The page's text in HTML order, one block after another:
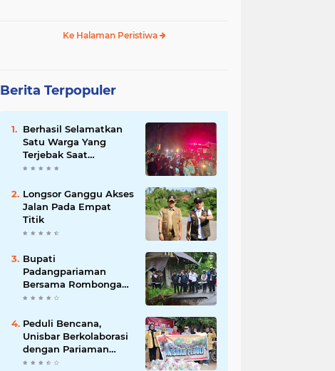
Ke Halaman Peristiwa
Berita Terpopuler
Berhasil Selamatkan
Satu Warga Yang
Terjebak Saat
Kebakaran
Longsor Ganggu Akses
Jalan Pada Empat
Titik
Bupati
Padangpariaman
Bersama Rombongan
Jemput Aspirasi
Peduli Bencana,
Unisbar Berkolaborasi
dengan Pariaman
Women Power